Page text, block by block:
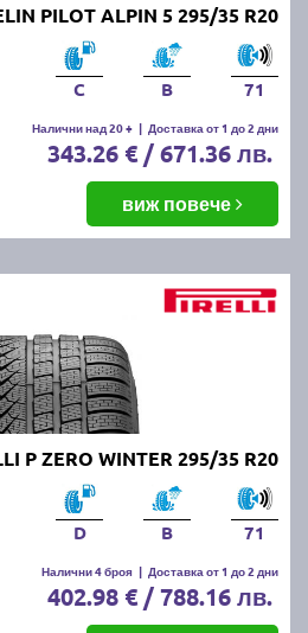
PILOT ALPIN 5 295/35 R20
C B 71
Налични над 20 + | Доставка от 1 до 2 дни
343.26 € / 671.36 лв.
виж повече
P ZERO WINTER 295/35 R20
D B 71
Налични 4 броя | Доставка от 1 до 2 дни
402.98 € / 788.16 лв.